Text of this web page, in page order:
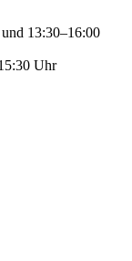
13:30–16:00
Uhr